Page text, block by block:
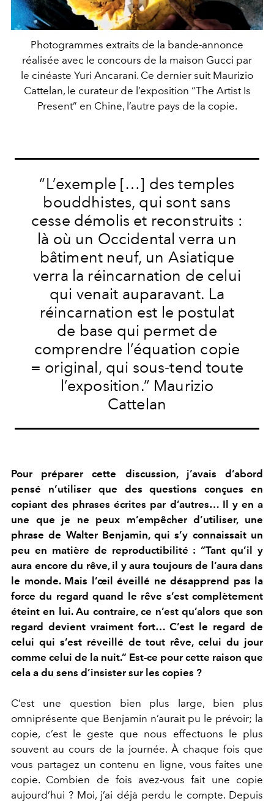
Photogrammes extraits de la bande-annonce
réalisée avec le concours de la maison Gucci par
le cinéaste Yuri Ancarani. Ce dernier suit Maurizio
Cattelan, le curateur de l’exposition “The Artist Is
Present” en Chine, l’autre pays de la copie.
“L’exemple […] des temples
bouddhistes, qui sont sans
cesse démolis et reconstruits :
là où un Occidental verra un
bâtiment neuf, un Asiatique
verra la réincarnation de celui
qui venait auparavant. La
réincarnation est le postulat
de base qui permet de
comprendre l’équation copie
= original, qui sous-tend toute
l’exposition.” Maurizio
Cattelan
Pour préparer cette discussion, j’avais d’abord
pensé n’utiliser que des questions conçues en
copiant des phrases écrites par d’autres… Il y en a
une que je ne peux m’empêcher d’utiliser, une
phrase de Walter Benjamin, qui s’y connaissait un
peu en matière de reproductibilité : “Tant qu’il y
aura encore du rêve, il y aura toujours de l’aura dans
le monde. Mais l’œil éveillé ne désapprend pas la
force du regard quand le rêve s’est complètement
éteint en lui. Au contraire, ce n’est qu’alors que son
regard devient vraiment fort… C’est le regard de
celui qui s’est réveillé de tout rêve, celui du jour
comme celui de la nuit.” Est-ce pour cette raison que
cela a du sens d’insister sur les copies ?
C’est une question bien plus large, bien plus
omniprésente que Benjamin n’aurait pu le prévoir; la
copie, c’est le geste que nous effectuons le plus
souvent au cours de la journée. À chaque fois que
vous partagez un contenu en ligne, vous faites une
copie. Combien de fois avez-vous fait une copie
aujourd’hui ? Moi, j’ai déjà perdu le compte. Depuis